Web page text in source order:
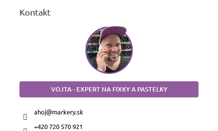
Kontakt
VOJTA - EXPERT NA FIXKY A PASTELKY
ahoj@markery.sk
+420 720 570 921